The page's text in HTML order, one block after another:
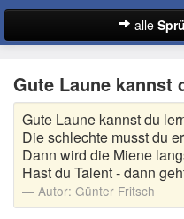
alle
Abschiedssprüche
Anmachsprüche
Beileidssprüche
Coole Sprüche
Gute Laune kannst
Gute Laune kannst du
Die schlechte musst du
Dann wird die Miene
Hast du Talent - dann
Autor: Günter Fritsch